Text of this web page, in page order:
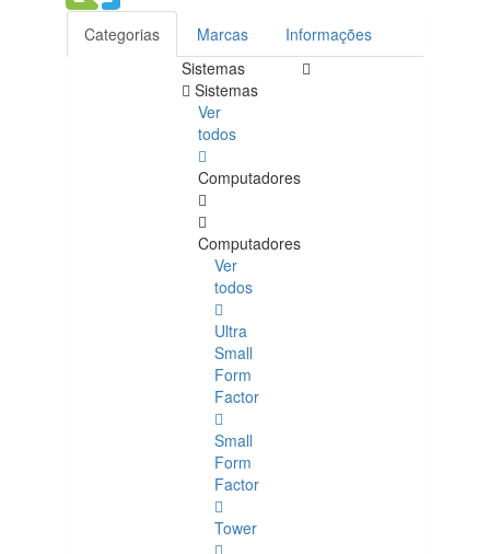
Categorias Marcas
Informações
Sistemas
Sistemas
Ver
todos
Computadores
Computadores
Ver
todos
Ultra
Small
Form
Factor
Small
Form
Factor
Tower